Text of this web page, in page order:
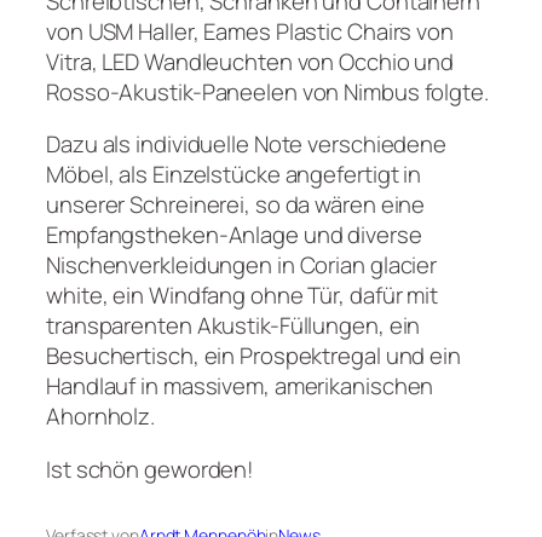
von USM Haller, Eames Plastic Chairs von
Vitra, LED Wandleuchten von Occhio und
Rosso-Akustik-Paneelen von Nimbus folgte.
Dazu als individuelle Note verschiedene
Möbel, als Einzelstücke angefertigt in
unserer Schreinerei, so da wären eine
Empfangstheken-Anlage und diverse
Nischenverkleidungen in Corian glacier
white, ein Windfang ohne Tür, dafür mit
transparenten Akustik-Füllungen, ein
Besuchertisch, ein Prospektregal und ein
Handlauf in massivem, amerikanischen
Ahornholz.
Ist schön geworden!